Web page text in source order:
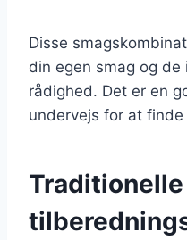
Disse
din egen smag og
rådighed. Det er en
undervejs for at
Traditionelle